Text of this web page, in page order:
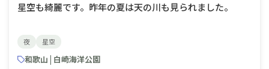
星空も綺麗です。昨年の夏は天の川も見られました。
夜 星空
和歌山 | 白崎海洋公園